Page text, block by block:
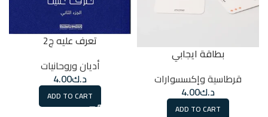
بطاقة ايجابي
قرطاسية وإكسسوارات
د.ك4.00
ADD TO CART
تعرف عليه ج2
أديان وروحانيات
د.ك4.00
ADD TO CART